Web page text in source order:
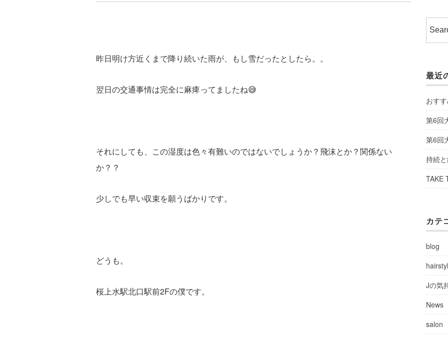
昨日明け方近くまで降り続いた雨が、もし雪だったとしたら。。
翌日の交通事情は完全に麻痺ってましたね😅
それにしても、この湿度は色々有難いのではないでしょうか？飛沫とか？関係ない
か？？
少しでも早い収束を願うばかりです。
どうも。
桜上水駅北口駅前2Fの僕です。
最近
おす
第6回
第6回
持続
TAKE
カテ
blog
Jの気
News
salon